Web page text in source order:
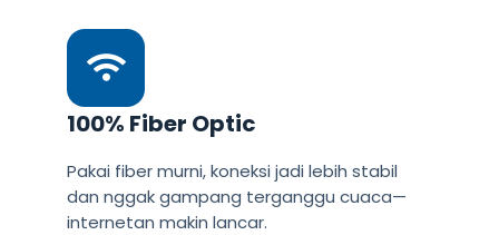
100% Fiber Optic
Pakai fiber murni, koneksi jadi lebih stabil
dan nggak gampang terganggu cuaca—
internetan makin lancar.